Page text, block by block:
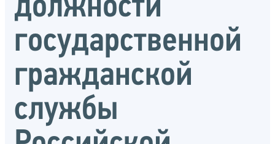
должности
государственной
гражданской
службы